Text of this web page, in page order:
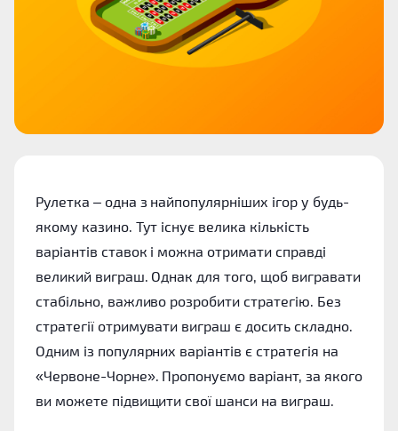
Рулетка – одна з найпопулярніших ігор у будь-
якому казино. Тут існує велика кількість
варіантів ставок і можна отримати справді
великий виграш. Однак для того, щоб вигравати
стабільно, важливо розробити стратегію. Без
стратегії отримувати виграш є досить складно.
Одним із популярних варіантів є стратегія на
«Червоне-Чорне». Пропонуємо варіант, за якого
ви можете підвищити свої шанси на виграш.